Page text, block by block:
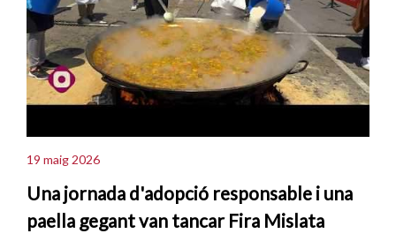
19 maig 2026
Una jornada d'adopció responsable i una
paella gegant van tancar Fira Mislata